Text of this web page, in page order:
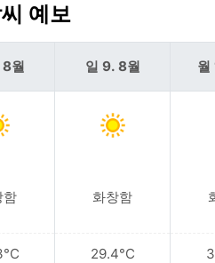
예보
8월
함
일 9. 8월
화창함
29.4°C
월